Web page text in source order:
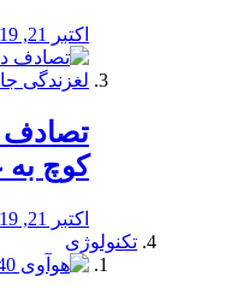
اکتبر 21, 2019
تصادف
کوچ به
اکتبر 21, 2019
تکنولوژی